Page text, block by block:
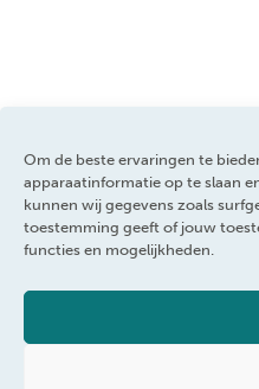
Om de beste ervaringen te
apparaatinformatie op te slaan
kunnen wij gegevens zoals
toestemming geeft of jouw
functies en mogelijkheden.